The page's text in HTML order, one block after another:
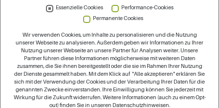
Besonders profitieren Menschen ab 65 Jahren sowie
Personen mit kognitiven Einschränkungen oder
bestehender Demenz, also Gruppen, die ein hohes
Delirrisiko aufweisen. Damit unterstützen die
Qualitätsverträge unmittelbar eine bessere stationäre
Versorgung von Menschen mit Demenz und stärken die
Delirprävention als festen Bestandteil der Behandlung.
Aktuell bestehen bundesweit 21 Qualitätsverträge
zwischen 41 Krankenkassen und 18 Krankenhäusern
Essenzielle Cookies
Performance-Cookies
Permanente Cookies
Wir verwenden Cookies, um Inhalte zu personalisieren und die Nutzung
unserer Webseite zu analysieren. Außerdem geben wir Informationen zu Ihrer
Nutzung unserer Webseite an unsere Partner für Analysen weiter. Unsere
Partner führen diese Informationen möglicherweise mit weiteren Daten
zusammen, die Sie ihnen bereitgestellt oder die sie im Rahmen Ihrer Nutzung
der Dienste gesammelt haben. Mit dem Klick auf "Alle akzeptieren" erklären Sie
sich mit der Verwendung der Cookies und der Verarbeitung Ihrer Daten für die
genannten Zwecke einverstanden. Ihre Einwilligung können Sie jederzeit mit
Wirkung für die Zukunft widerrufen. Weitere Informationen (auch zu einem Opt-
out) finden Sie in unseren Datenschutzhinweisen.